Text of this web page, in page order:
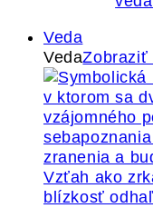
Veda
VedaZobraziť
Vzťah ako
blízkosť